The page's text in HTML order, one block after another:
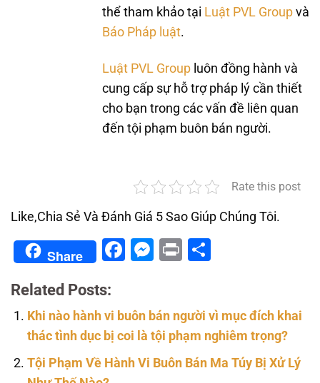
thể tham khảo tại Luật PVL Group và
Báo Pháp luật.
Luật PVL Group luôn đồng hành và
cung cấp sự hỗ trợ pháp lý cần thiết
cho bạn trong các vấn đề liên quan
đến tội phạm buôn bán người.
Rate this post
Like,Chia Sẻ Và Đánh Giá 5 Sao Giúp Chúng Tôi.
Share Facebook
Messenger
Print
Related Posts:
Khi nào hành vi buôn bán người vì mục đích khai
thác tình dục bị coi là tội phạm nghiêm trọng?
Tội Phạm Về Hành Vi Buôn Bán Ma Túy Bị Xử Lý